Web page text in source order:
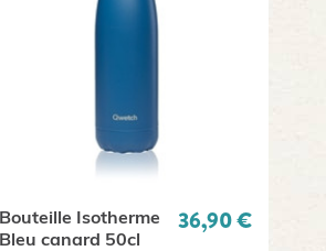
Bouteille Isotherme
Bleu canard 50cl
Prix
36,90 €